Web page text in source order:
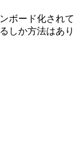
ボード化されて
しか方法はあり